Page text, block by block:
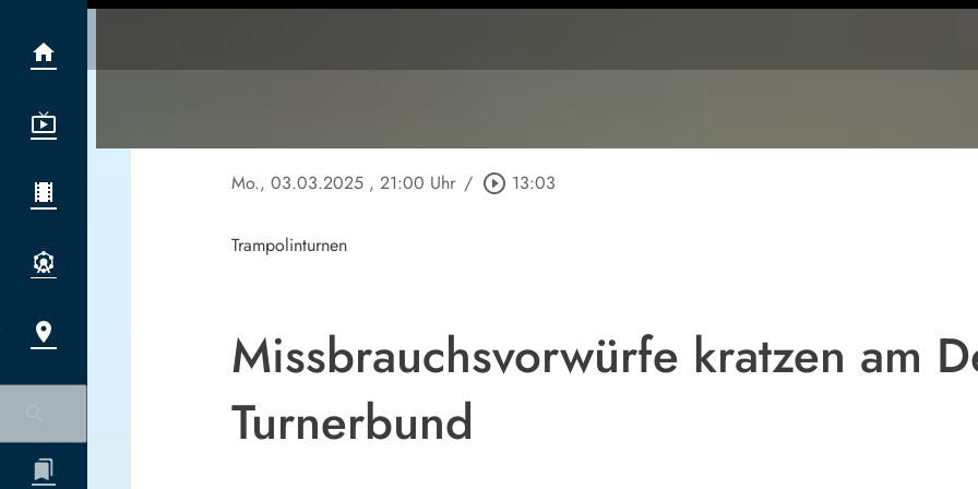
Mo., 03.03.2025 , 21:00 Uhr / play_circle_outline 13:03
Trampolinturnen
Missbrauchsvorwürfe kratzen am
Turnerbund